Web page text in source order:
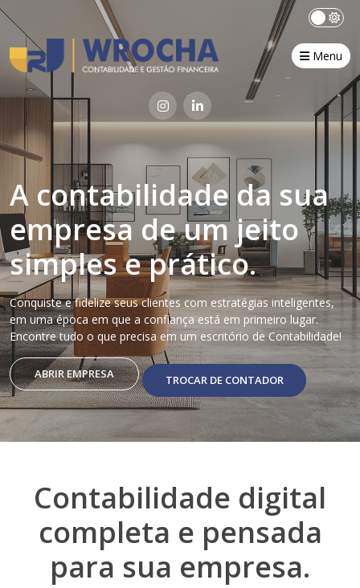
Menu
A contabilidade da sua
empresa de um jeito
simples e prático.
Conquiste e fidelize seus clientes com estratégias inteligentes,
em uma época em que a confiança está em primeiro lugar.
Encontre tudo o que precisa em um escritório de Contabilidade!
ABRIR EMPRESA TROCAR DE CONTADOR
Contabilidade digital
completa e pensada
para sua empresa.